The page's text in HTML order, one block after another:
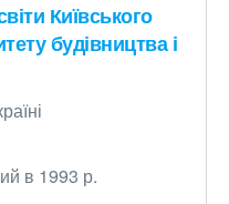
Київського
будівництва і
в 1993 р.